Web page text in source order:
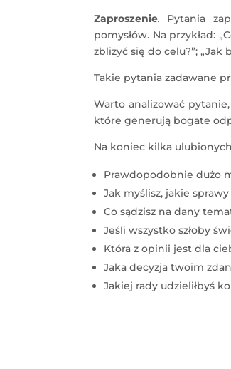
Zaproszenie. Pytania
pomysłów. Na przykład:
zbliżyć się do celu?”; „Jak
Takie pytania zadawane
Warto analizować
które generują bogate
Na koniec kilka
Prawdopodobnie dużo
Jak myślisz, jakie
Co sądzisz na dany
Jeśli wszystko szłoby
Która z opinii jest dla
Jaka decyzja twoim
Jakiej rady udzieliłbyś